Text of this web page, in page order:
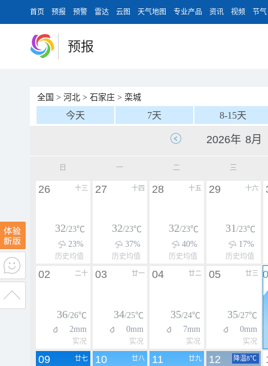
首页 预报 预警 雷达 云图 天气地图 专业产品 资讯 视频 节气
预报
全国 > 河北 > 石家庄 > 栾城
今天 7天 8-15天
日 一 二 三
十三
26
32/23℃
23%
历史均值
十四
27
32/23℃
37%
历史均值
十五
28
32/23℃
40%
历史均值
十六
29
31/23℃
17%
历史均值
二十
02
36/26℃
2mm
实况
廿一
03
34/25℃
0mm
实况
廿二
04
35/24℃
7mm
实况
廿三
05
35/27℃
0mm
实况
廿七
09 廿八
10 廿九
11 降温8℃
12